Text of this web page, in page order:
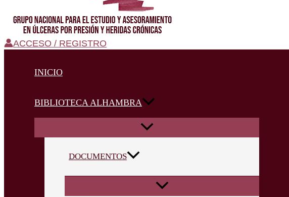
ACCESO / REGISTRO
INICIO
BIBLIOTECA ALHAMBRA
DOCUMENTOS